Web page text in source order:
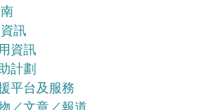
訊
資訊
計劃
平台及服務
／文章／報道